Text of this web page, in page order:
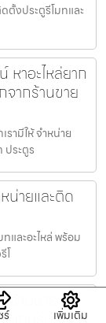
ตั้งประตูรีโมทและ
าอะไหล่ยาก
จากร้านขาย
ามีให้ จำหน่าย
ประตูร
น่ายและติด
และอะไหล่ พร้อม
โ
านขาย
ร์ เพิ่มเติม